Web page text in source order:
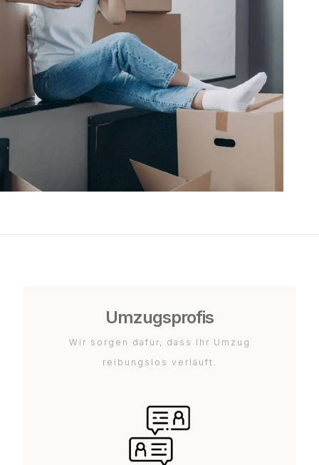
Umzugsprofis
Wir sorgen dafür, dass Ihr Umzug
reibungslos verläuft.